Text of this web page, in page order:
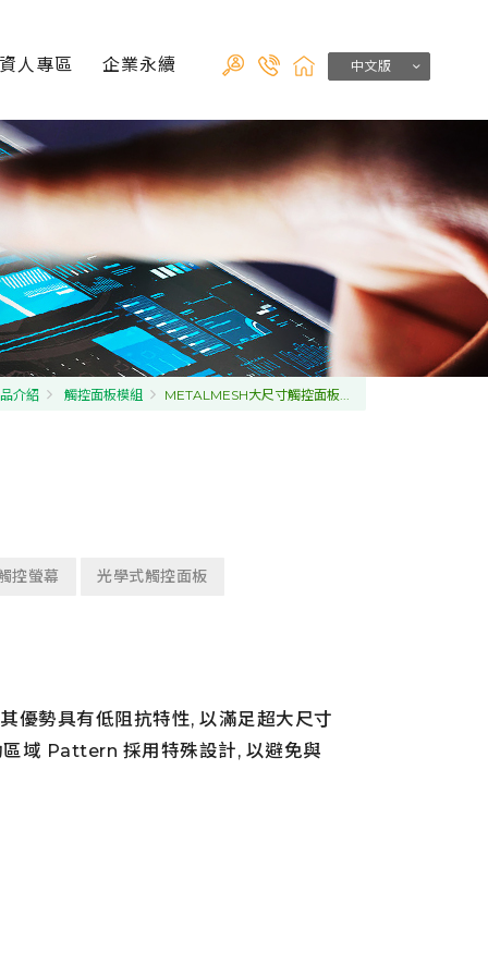
人專區 企業永續 中文版
介紹 觸控面板模組 METALMESH大尺寸觸控面板...
控螢幕 光學式觸控面板
優勢具有低阻抗特性, 以滿足超大尺寸
域 Pattern 採用特殊設計, 以避免與